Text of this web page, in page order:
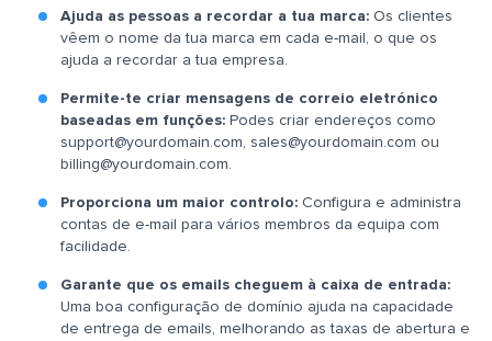
Ajuda as pessoas a recordar a tua marca: Os clientes
vêem o nome da tua marca em cada e-mail, o que os
ajuda a recordar a tua empresa.
Permite-te criar mensagens de correio eletrónico
baseadas em funções: Podes criar endereços como
support@yourdomain.com
sales@yourdomain.com ou
billing@yourdomain.com
Proporciona um maior controlo: Configura e administra
contas de e-mail para vários membros da equipa com
facilidade.
Garante que os emails cheguem à caixa de entrada:
Uma boa configuração de domínio ajuda na capacidade
de entrega de emails, melhorando as taxas de abertura e